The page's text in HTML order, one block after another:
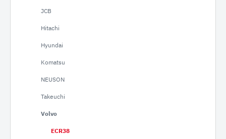
JCB
Hitachi
Hyundai
Komatsu
NEUSON
Takeuchi
Volvo
ECR38